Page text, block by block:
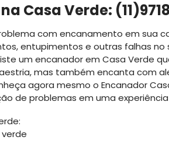
Casa Verde:
com encanamento em sua
entupimentos e outras falhas no
um encanador em Casa Verde
mas também encanta com
agora mesmo o Encanador
de problemas em uma